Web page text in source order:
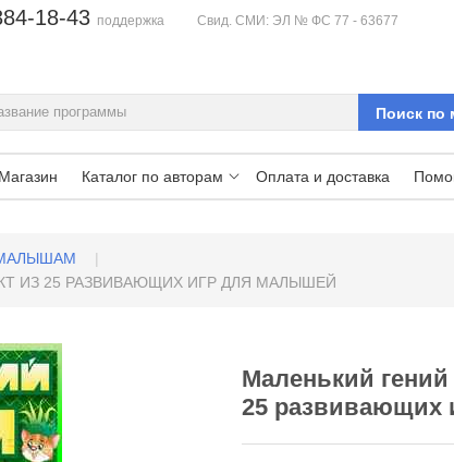
18-43 поддержка Свид. СМИ: ЭЛ № ФС 77 - 63677
Магазин Каталог по авторам Оплата и доставка
|
ИЗ 25 РАЗВИВАЮЩИХ ИГР ДЛЯ МАЛЫШЕЙ
Маленький
25 развивающих